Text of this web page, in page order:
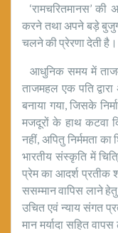
‘रामचरितमानस’
करने तथा अपने बड़े
चलने की प्रेरणा देती है।
आधुनिक समय में
ताजमहल एक पति
बनाया गया, जिसके
मजदूरों के हाथ कटवा
नहीं, अपितु निर्ममता
भारतीय संस्कृति में
प्रेम का आदर्श प्रतीक
ससम्मान वापिस लाने
उचित एवं न्याय संगत
मान मर्यादा सहित